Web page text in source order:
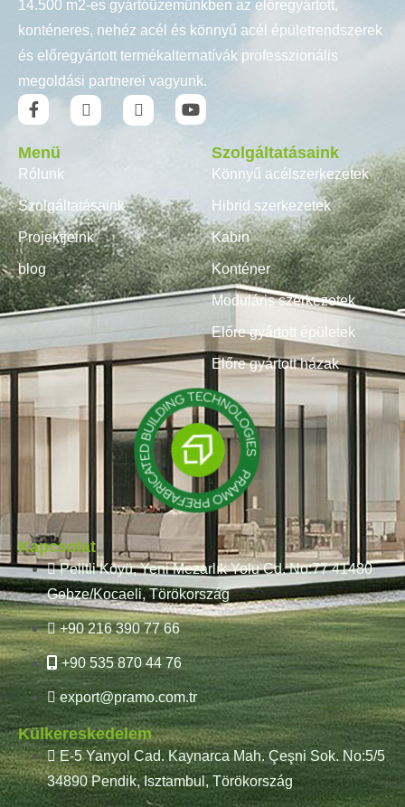
14.500 m2-es gyártóüzemünkben az előregyártott,
konténeres, nehéz acél és könnyű acél épületrendszerek
és előregyártott termékalternatívák professzionális
megoldási partnerei vagyunk.
Menü
Rólunk
Szolgáltatásaink
Projektjeink
blog
Szolgáltatásaink
Könnyű acélszerkezetek
Hibrid szerkezetek
Kabin
Konténer
Moduláris szerkezetek
Előre gyártott épületek
Előre gyártott házak
Kapcsolat
Pelitli Köyü, Yeni Mezarlık Yolu Cd. No:77 41480
Gebze/Kocaeli, Törökország
+90 216 390 77 66
+90 535 870 44 76
export@pramo.com.tr
Külkereskedelem
E-5 Yanyol Cad. Kaynarca Mah. Çeşni Sok. No:5/5
34890 Pendik, Isztambul, Törökország